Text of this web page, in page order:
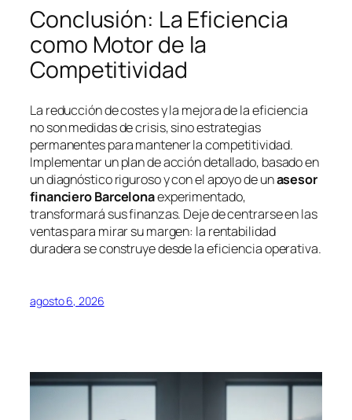
Conclusión: La Eficiencia
como Motor de la
Competitividad
La reducción de costes y la mejora de la eficiencia
no son medidas de crisis, sino estrategias
permanentes para mantener la competitividad.
Implementar un plan de acción detallado, basado en
un diagnóstico riguroso y con el apoyo de unasesor
financiero Barcelonaexperimentado,
transformará sus finanzas. Deje de centrarse en las
ventas para mirar su margen: la rentabilidad
duradera se construye desde la eficiencia operativa.
agosto 6, 2026